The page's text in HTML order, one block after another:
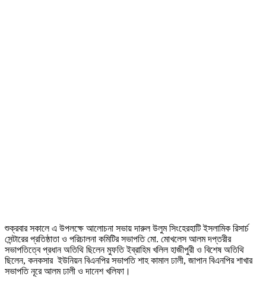
শুক্রবার সকালে এ উপলক্ষে আলোচনা সভায় দারুল উলুম সিংহেরহাটি ইসলামিক রিসার্চ
সেন্টারের প্রতিষ্ঠাতা ও পরিচালনা কমিটির সভাপতি মো. মোখলেস আলম দপ্তরীর
সভাপতিত্বে প্রধান অতিথি ছিলেন মুফতি ইব্‌রাহিম খলিল হাজীপুরী ও বিশেষ অতিথি
ছিলেন, কনকসার ইউনিয়ন বিএনপির সভাপতি শাহ কামাল ঢালী, জাপান বিএনপির শাখার
সভাপতি নূরে আলম ঢালী ও দানেশ খলিফা।